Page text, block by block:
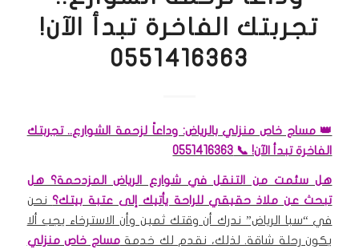
تجربتك الفاخرة تبدأ الآن!
0551416363
👑 مساج خاص منزلي بالرياض: وداعاً لزحمة الشوارع.. تجربتك
الفاخرة تبدأ الآن! 📞 0551416363
هل سئمت من التنقل في شوارع الرياض المزدحمة؟ هل
تبحث عن ملاذ حقيقي للراحة يأتيك إلى عتبة بيتك؟ نحن
في “سبا الرياض” ندرك أن وقتك ثمين وأن الاسترخاء يجب ألا
يكون رحلة شاقة. لذلك، نقدم لك خدمةمساج خاص منزلي